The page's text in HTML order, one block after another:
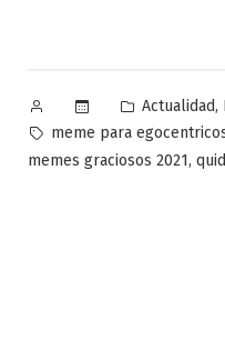
Publicado
por
Publicado
en
Actualidad,
Etiquetas:
meme para
memes graciosos 2021,